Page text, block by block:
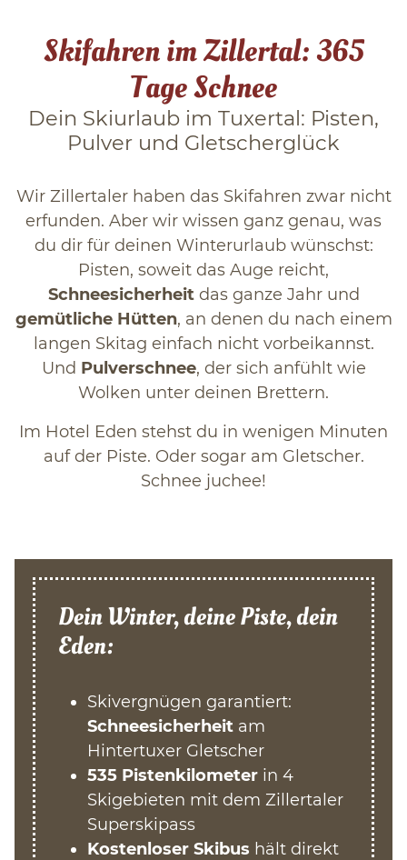
Skifahren im Zillertal: 365
Tage Schnee
Dein Skiurlaub im Tuxertal: Pisten,
Pulver und Gletscherglück
Wir Zillertaler haben das Skifahren zwar nicht
erfunden. Aber wir wissen ganz genau, was
du dir für deinen Winterurlaub wünschst:
Pisten, soweit das Auge reicht,
Schneesicherheit das ganze Jahr und
gemütliche Hütten, an denen du nach einem
langen Skitag einfach nicht vorbeikannst.
Und Pulverschnee, der sich anfühlt wie
Wolken unter deinen Brettern.
Im Hotel Eden stehst du in wenigen Minuten
auf der Piste. Oder sogar am Gletscher.
Schnee juchee!
Dein Winter, deine Piste, dein
Eden:
Skivergnügen garantiert:
Schneesicherheit am
Hintertuxer Gletscher
535 Pistenkilometer in 4
Skigebieten mit dem Zillertaler
Superskipass
Kostenloser Skibus hält direkt